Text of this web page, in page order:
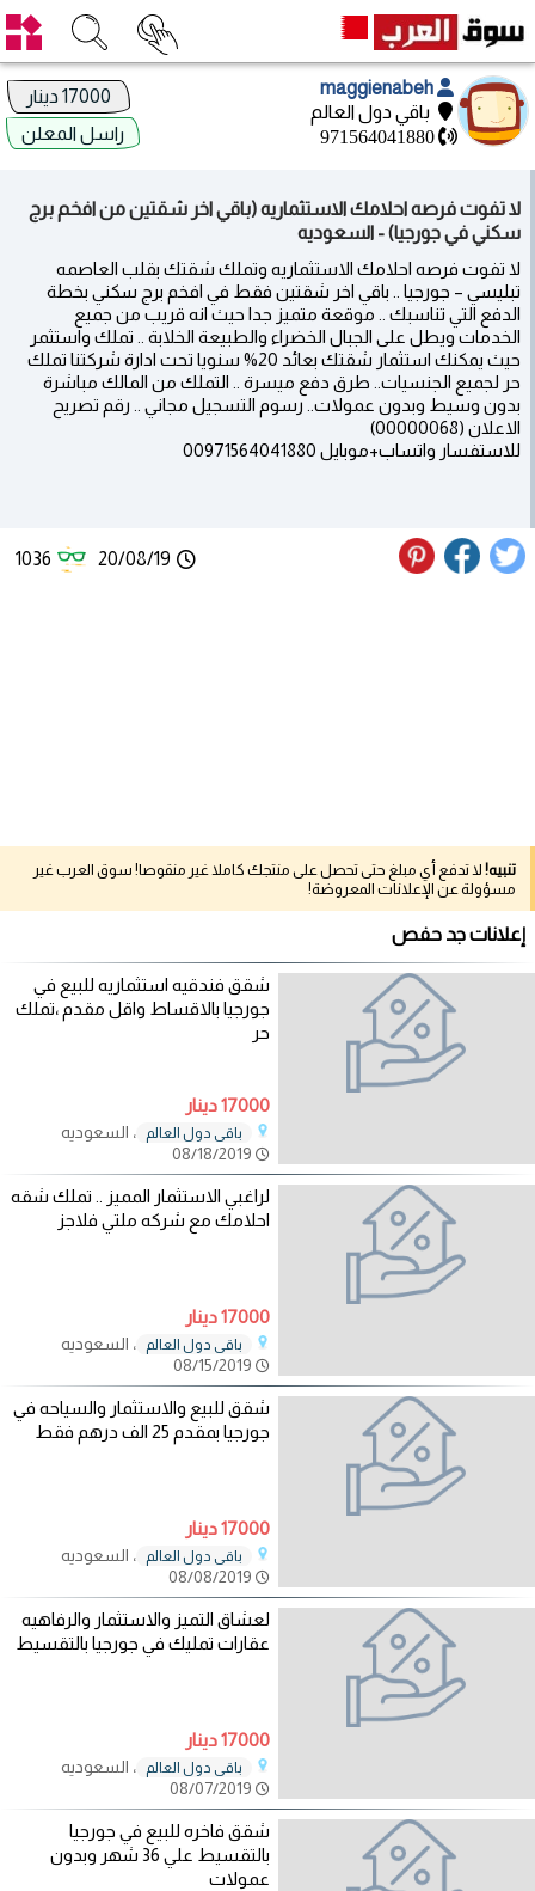
باقي دول العالم
971564041880
راسل المعلن
لا تفوت فرصه احلامك الاستثماريه (باقي اخر شقتين من افخم برج
سكني في جورجيا) - السعوديه
لا تفوت فرصه احلامك الاستثماريه وتملك شقتك بقلب العاصمه
تبليسي – جورجيا .. باقي اخر شقتين فقط في افخم برج سكني بخطة
الدفع التي تناسبك .. موقعة متميز جدا حيث انه قريب من جميع
الخدمات ويطل على الجبال الخضراء والطبيعة الخلابة .. تملك واستثمر
حيث يمكنك استثمار شقتك بعائد 20% سنويا تحت ادارة شركتنا تملك
حر لجميع الجنسيات.. طرق دفع ميسرة .. التملك من المالك مباشرة
بدون وسيط وبدون عمولات.. رسوم التسجيل مجاني .. رقم تصريح
الاعلان (00000068)
للاستفسار واتساب+موبايل 00971564041880
20/08/19
1036
تنبيه! لا تدفع أي مبلغ حتى تحصل على منتجك كاملا غير منقوصا! سوق العرب غير
مسؤولة عن الإعلانات المعروضة!
إعلانات جد حفص
شقق فندقيه استثماريه للبيع في
جورجيا بالاقساط واقل مقدم ،تملك
حر
17000 دينار
باقي دول العالم
، السعوديه
لراغبي الاستثمار المميز .. تملك شقه
احلامك مع شركه ملتي فلاجز
17000 دينار
باقي دول العالم
، السعوديه
شقق للبيع والاستثمار والسياحه في
جورجيا بمقدم 25 الف درهم فقط
17000 دينار
باقي دول العالم
، السعوديه
لعشاق التميز والاستثمار والرفاهيه
عقارات تمليك في جورجيا بالتقسيط
17000 دينار
باقي دول العالم
، السعوديه
شقق فاخره للبيع في جورجيا
بالتقسيط علي 36 شهر وبدون
عمولات